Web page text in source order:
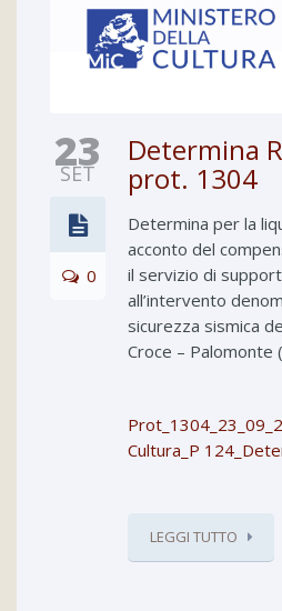
23
SET
0
Determina
prot. 1304
Determina per la
acconto del
il servizio di
all’intervento
sicurezza sismica
Croce – Palomonte
Cultura_P
LEGGI TUTTO